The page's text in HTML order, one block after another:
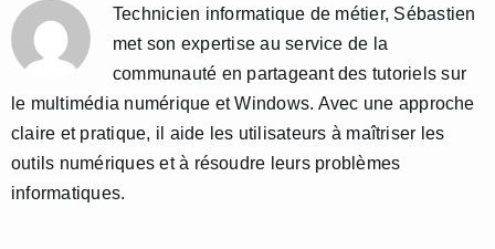
Technicien informatique de métier, Sébastien
met son expertise au service de la
communauté en partageant des tutoriels sur
le multimédia numérique et Windows. Avec une approche
claire et pratique, il aide les utilisateurs à maîtriser les
outils numériques et à résoudre leurs problèmes
informatiques.